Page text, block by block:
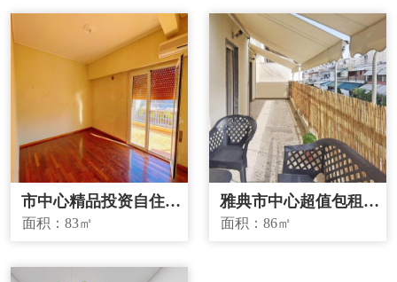
市中心精品投资自住两
宜房源
面积：83㎡
雅典市中心超值包租房
源
面积：86㎡